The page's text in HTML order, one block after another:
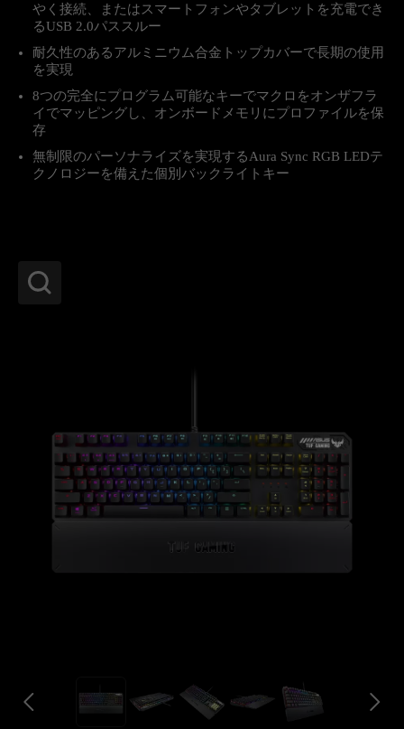
やく接続、またはスマートフォンやタブレットを充電でき
るUSB 2.0パススルー
耐久性のあるアルミニウム合金トップカバーで長期の使用
を実現
8つの完全にプログラム可能なキーでマクロをオンザフラ
イでマッピングし、オンボードメモリにプロファイルを保
存
無制限のパーソナライズを実現するAura Sync RGB LEDテ
クノロジーを備えた個別バックライトキー